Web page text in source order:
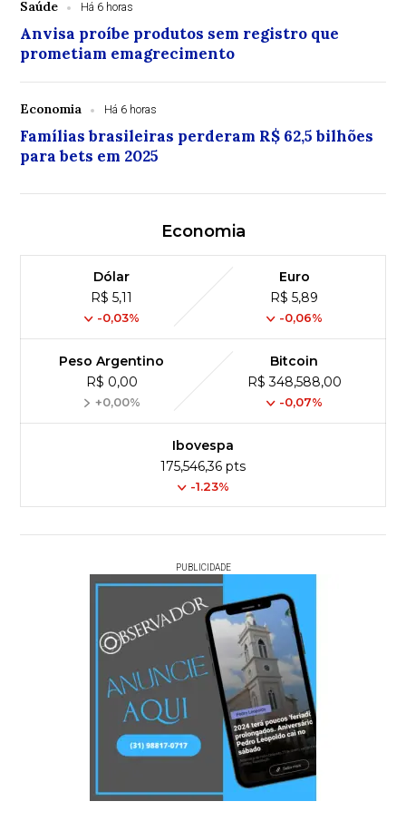
Saúde Há 6 horas
Anvisa proíbe produtos sem registro que
prometiam emagrecimento
Economia Há 6 horas
Famílias brasileiras perderam R$ 62,5 bilhões
para bets em 2025
Economia
Dólar
R$ 5,11
-0,03%
Euro
R$ 5,89
-0,06%
Peso Argentino
R$ 0,00
+0,00%
Bitcoin
R$ 348,588,00
-0,07%
Ibovespa
175,546,36 pts
-1.23%
PUBLICIDADE